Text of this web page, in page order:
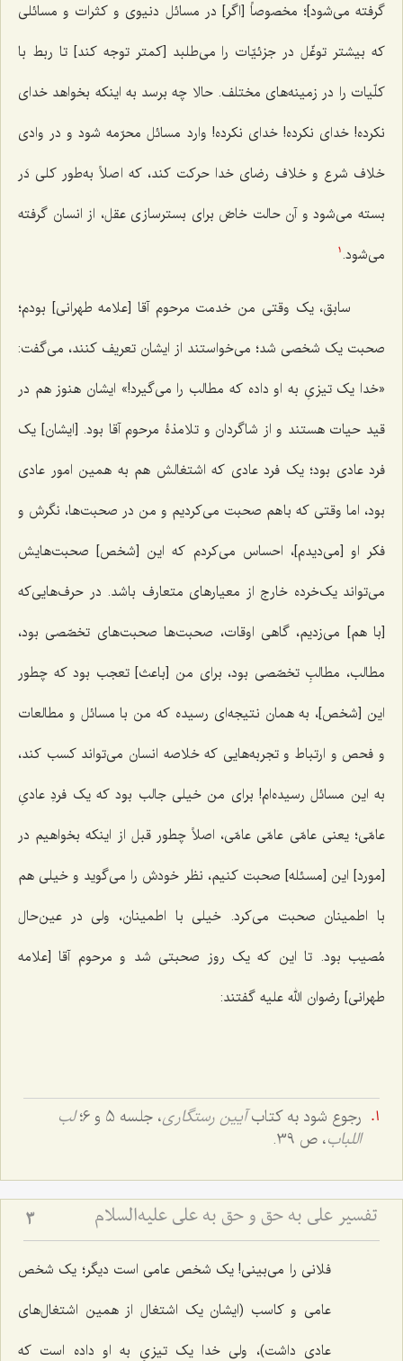
گرفته می‌شود]؛ مخصوصاً [اگر] در مسائل دنیوی و کثرات و مسائلی
که بیشتر توغّل در جزئیّات را می‌طلبد [کمتر توجه کند] تا ربط با
کلّیات را در زمینه‌های مختلف. حالا چه برسد به اینکه بخواهد خدای
نکرده! خدای نکرده! خدای نکرده! وارد مسائل محرّمه شود و در وادی
خلاف شرع و خلاف رضای خدا حرکت کند، که اصلاً به‌طور کلی دَر
بسته می‌شود و آن حالت خاصّ برای بسترسازی عقل، از انسان گرفته
می‌شود. 1
سابق، یک وقتی من خدمت مرحوم آقا [علامه طهرانی] بودم؛
صحبت یک شخصی شد؛ می‌خواستند از ایشان تعریف کنند، می‌گفت:
«خدا یک تیزیِ به او داده که مطالب را می‌گیرد!» ایشان هنوز هم در
قید حیات هستند و از شاگردان و تلامذۀ مرحوم آقا بود. [ایشان] یک
فرد عادی بود؛ یک فرد عادی که اشتغالش هم به همین امور عادی
بود، اما وقتی که با هم صحبت می‌کردیم و من در صحبت‌ها، نگرش و
فکر او [می‌دیدم]، احساس می‌کردم که این [شخص] صحبت‌هایش
می‌تواند یک‌خرده خارج از معیار‌های متعارف باشد. در حرف‌هایی‌که
[با هم] می‌زدیم، گاهی اوقات، صحبت‌ها صحبت‌های تخصّصی بود،
مطالب، مطالبِ تخصّصی بود، برای من [باعث] تعجب بود که چطور
این‌ [شخص]، به همان نتیجه‌ای رسیده که من با مسائل و مطالعات
و فحص و ارتباط و تجربه‌هایی که خلاصه انسان می‌تواند کسب کند،
به این مسائل رسیده‌ام! برای من خیلی جالب بود که یک فردِ عادیِ
عامّی؛ یعنی عامّی عامّی عامّی، اصلاً چطور قبل از اینکه بخواهیم در
[مورد] این [مسئله] صحبت کنیم، نظر خودش را می‌گوید و خیلی هم
با اطمینان صحبت می‌کرد. خیلی با اطمینان، ولی در عین‌حال
مُصیب بود. تا این که یک روز صحبتی شد و مرحوم آقا [علامه
طهرانی] رضوان الله علیه گفتند:
رجوع شود به کتابآیین رستگاری، جلسه 5 و 6؛
لب
اللباب، ص 39.
تفسیر علی به حق و حق به علی علیه‌السلام 3
فلانی را می‌بینی! یک شخص عامی است دیگر؛ یک شخص
عامی و کاسب (ایشان یک اشتغال از همین اشتغال‌های
عادی داشت)، ولی خدا یک تیزیِ به او داده است که